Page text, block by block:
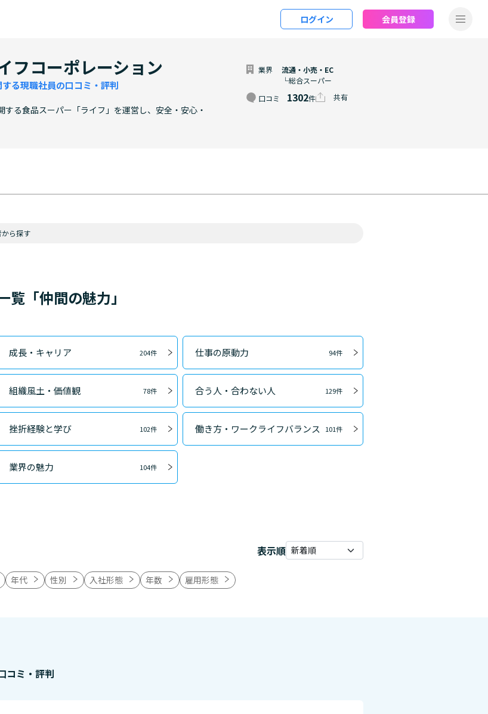
ログイン 会員登録
フコーポレーション
る現職社員の口コミ・評判
る食品スーパー「ライフ」を運営し、安全・安心・
業界
流通・小売・EC
└総合スーパー
口コミ 1302件 共有
ら探す
「仲間の魅力」
成長・キャリア 204件 仕事の原動力 94件
組織風土・価値観 78件 合う人・合わない人 129件
挫折経験と学び 102件 働き方・ワークライフバランス 101件
業界の魅力 104件
表示順
年代 性別 入社形態 年数 雇用形態
コミ・評判